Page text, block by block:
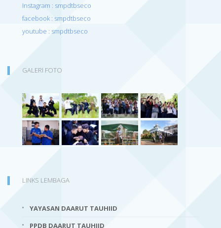
Instagram : smpdtbseco
facebook : smpdtbseco
youtube : smpdtbseco
GALERI FOTO
LINKS LEMBAGA
YAYASAN DAARUT TAUHIID
PPDB DAARUT TAUHIID